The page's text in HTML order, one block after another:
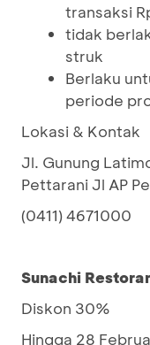
transaksi
tidak
struk
Berlaku
periode
Lokasi & Kontak
Jl. Gunung
Pettarani Jl AP
(0411) 4671000
Sunachi
Diskon 30%
Hingga 28